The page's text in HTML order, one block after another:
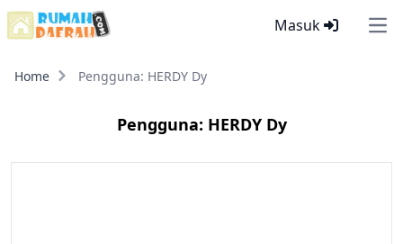
Masuk
Home Pengguna: HERDY Dy
Pengguna: HERDY Dy